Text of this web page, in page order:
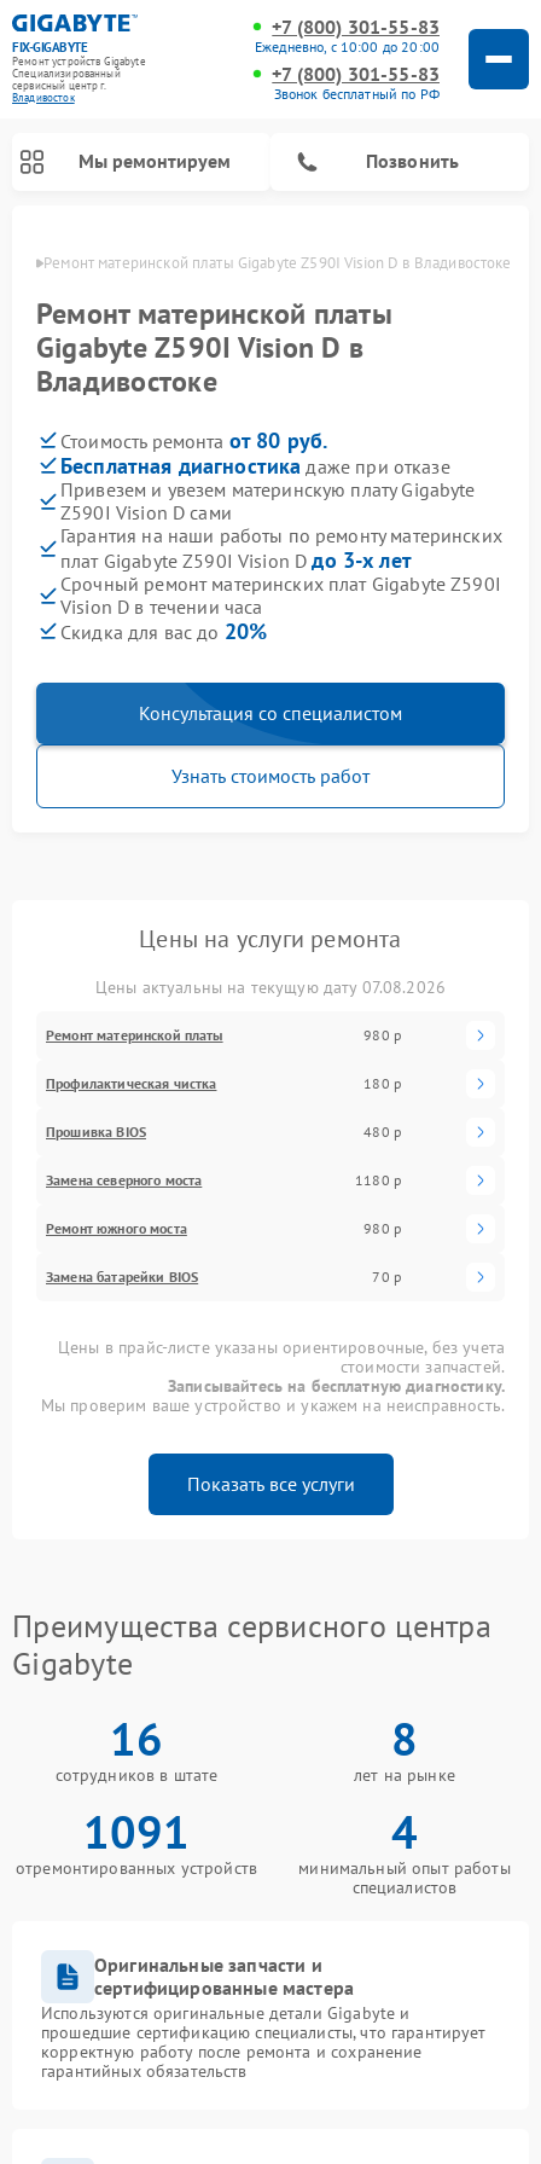
FIX-GIGABYTE
Ремонт устройств Gigabyte
Специализированный
cервисный центр г.
Владивосток
+7 (800) 301-55-83
Ежедневно, с 10:00 до 20:00
+7 (800) 301-55-83
Звонок бесплатный по РФ
Мы ремонтируем Позвонить
Ремонт материнской платы Gigabyte Z590I Vision D в Владивостоке
Ремонт материнской платы
Gigabyte Z590I Vision D в
Владивостоке
Стоимость ремонта от 80 руб.
Бесплатная диагностика даже при отказе
Привезем и увезем материнскую плату Gigabyte
Z590I Vision D сами
Гарантия на наши работы по ремонту материнских
плат Gigabyte Z590I Vision Dдо 3-х лет
Срочный ремонт материнских плат Gigabyte Z590I
Vision D в течении часа
Скидка для вас до 20%
Консультация со специалистом
Узнать стоимость работ
Цены на услуги ремонта
Цены актуальны на текущую дату 07.08.2026
Ремонт материнской платы 980 р
Профилактическая чистка 180 р
Прошивка BIOS 480 р
Замена северного моста 1180 р
Ремонт южного моста 980 р
Замена батарейки BIOS 70 р
Цены в прайс-листе указаны ориентировочные, без учета
стоимости запчастей.
Записывайтесь на бесплатную диагностику.
Мы проверим ваше устройство и укажем на неисправность.
Показать все услуги
Преимущества сервисного центра
Gigabyte
16
сотрудников в штате
8
лет на рынке
1091
отремонтированных устройств
4
минимальный опыт работы
специалистов
Оригинальные запчасти и
сертифицированные мастера
Используются оригинальные детали Gigabyte и
прошедшие сертификацию специалисты, что гарантирует
корректную работу после ремонта и сохранение
гарантийных обязательств